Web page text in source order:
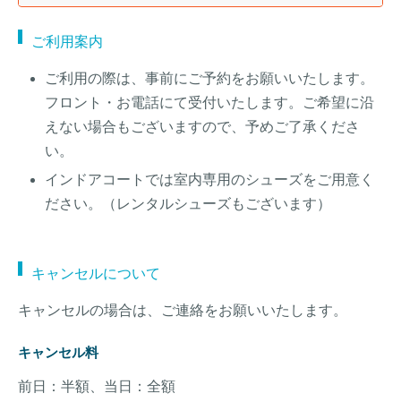
ご利用案内
ご利用の際は、事前にご予約をお願いいたします。
フロント・お電話にて受付いたします。ご希望に沿
えない場合もございますので、予めご了承くださ
い。
インドアコートでは室内専用のシューズをご用意く
ださい。（レンタルシューズもございます）
キャンセルについて
キャンセルの場合は、ご連絡をお願いいたします。
キャンセル料
前日：半額、当日：全額